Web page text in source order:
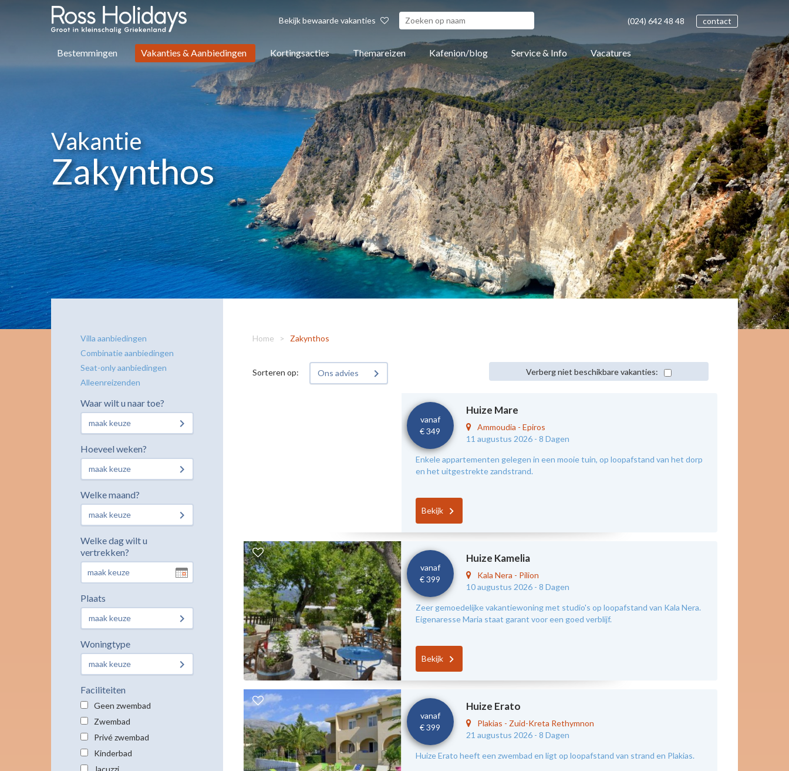
Bekijk bewaarde vakanties (024) 642 48 48 contact
Bestemmingen Vakanties & Aanbiedingen Kortingsacties Themareizen Kafenion/blog Service & Info Vacatures
Vakantie
Zakynthos
Villa aanbiedingen
Combinatie aanbiedingen
Seat-only aanbiedingen
Alleenreizenden
Waar wilt u naar toe?
maak keuze
Hoeveel weken?
maak keuze
Welke maand?
maak keuze
Welke dag wilt u
vertrekken?
Plaats
maak keuze
Woningtype
maak keuze
Faciliteiten
Geen zwembad
Zwembad
Privé zwembad
Kinderbad
Jacuzzi
Home > Zakynthos
Sorteren op: Ons advies Verberg niet beschikbare vakanties:
vanaf
€ 349
Huize Mare
Ammoudia -Epiros
11 augustus 2026 -8 Dagen
Enkele appartementen gelegen in een mooie tuin, op loopafstand van het dorp
en het uitgestrekte zandstrand.
Bekijk
vanaf
€ 399
Huize Kamelia
Kala Nera - Pilion
10 augustus 2026 -8 Dagen
Zeer gemoedelijke vakantiewoning met studio's op loopafstand van Kala Nera.
Eigenaresse Maria staat garant voor een goed verblijf.
Bekijk
vanaf
€ 399
Huize Erato
Plakias - Zuid-Kreta Rethymnon
21 augustus 2026 -8 Dagen
Huize Erato heeft een zwembad en ligt op loopafstand van strand en Plakias.